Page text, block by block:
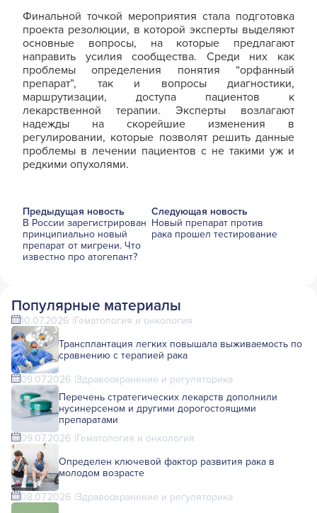
Финальной точкой мероприятия стала подготовка
проекта резолюции, в которой эксперты выделяют
основные вопросы, на которые предлагают
направить усилия сообщества. Среди них как
проблемы определения понятия “орфанный
препарат”, так и вопросы диагностики,
маршрутизации, доступа пациентов к
лекарственной терапии. Эксперты возлагают
надежды на скорейшие изменения в
регулировании, которые позволят решить данные
проблемы в лечении пациентов с не такими уж и
редкими опухолями.
Предыдущая новость
В России зарегистрирован
принципиально новый
препарат от мигрени. Что
известно про атогепант?
Следующая новость
Новый препарат против
рака прошел тестирование
Популярные материалы
10.07.2026 Гематология и онкология
Трансплантация легких повышала выживаемость по
сравнению с терапией рака
09.07.2026 Здравоохранение и регуляторика
Перечень стратегических лекарств дополнили
нусинерсеном и другими дорогостоящими
препаратами
09.07.2026 Гематология и онкология
Определен ключевой фактор развития рака в
молодом возрасте
08.07.2026 Здравоохранение и регуляторика